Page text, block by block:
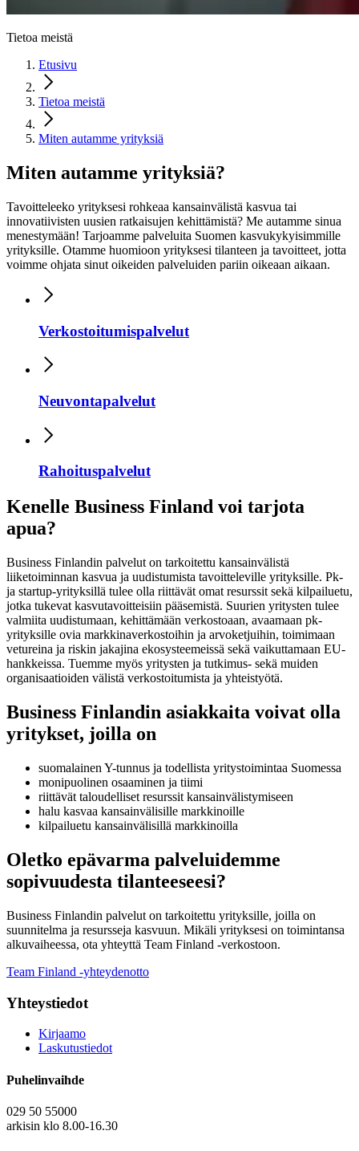
Tietoa meistä
Etusivu
Tietoa meistä
Miten autamme yrityksiä
Miten autamme yrityksiä?
Tavoitteleeko yrityksesi rohkeaa kansainvälistä kasvua tai
innovatiivisten uusien ratkaisujen kehittämistä? Me autamme sinua
menestymään! Tarjoamme palveluita Suomen kasvukykyisimmille
yrityksille. Otamme huomioon yrityksesi tilanteen ja tavoitteet, jotta
voimme ohjata sinut oikeiden palveluiden pariin oikeaan aikaan.
Verkostoitumispalvelut
Neuvontapalvelut
Rahoituspalvelut
Kenelle Business Finland voi tarjota
apua?
Business Finlandin palvelut on tarkoitettu kansainvälistä
liiketoiminnan kasvua ja uudistumista tavoitteleville yrityksille. Pk-
ja startup-yrityksillä tulee olla riittävät omat resurssit sekä kilpailuetu,
jotka tukevat kasvutavoitteisiin pääsemistä. Suurien yritysten tulee
valmiita uudistumaan, kehittämään verkostoaan, avaamaan pk-
yrityksille ovia markkinaverkostoihin ja arvoketjuihin, toimimaan
vetureina ja riskin jakajina ekosysteemeissä sekä vaikuttamaan EU-
hankkeissa. Tuemme myös yritysten ja tutkimus- sekä muiden
organisaatioiden välistä verkostoitumista ja yhteistyötä.
Business Finlandin asiakkaita voivat olla
yritykset, joilla on
suomalainen Y-tunnus ja todellista yritystoimintaa Suomessa
monipuolinen osaaminen ja tiimi
riittävät taloudelliset resurssit kansainvälistymiseen
halu kasvaa kansainvälisille markkinoille
kilpailuetu kansainvälisillä markkinoilla
Oletko epävarma palveluidemme
sopivuudesta tilanteeseesi?
Business Finlandin palvelut on tarkoitettu yrityksille, joilla on
suunnitelma ja resursseja kasvuun. Mikäli yrityksesi on toimintansa
alkuvaiheessa, ota yhteyttä Team Finland -verkostoon.
Team Finland -yhteydenotto
Yhteystiedot
Kirjaamo
Laskutustiedot
Puhelinvaihde
029 50 55000
arkisin klo 8.00-16.30